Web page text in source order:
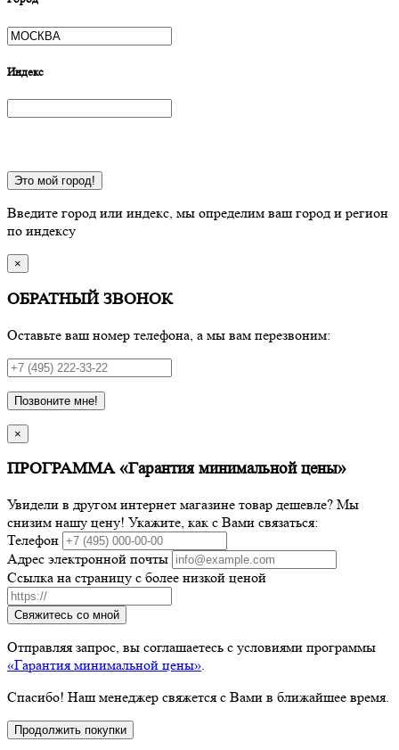
Индекс
Это мой город!
Введите город или индекс, мы определим ваш город и регион
по индексу
×
ОБРАТНЫЙ ЗВОНОК
Оставьте ваш номер телефона, а мы вам перезвоним:
Позвоните мне!
×
ПРОГРАММА «Гарантия минимальной цены»
Увидели в другом интернет магазине товар дешевле? Мы
снизим нашу цену! Укажите, как с Вами связаться:
Телефон
Адрес электронной почты
Ссылка на страницу с более низкой ценой
Свяжитесь со мной
Отправляя запрос, вы соглашаетесь с условиями программы
«Гарантия минимальной цены».
Спасибо! Наш менеджер свяжется с Вами в ближайшее время.
Продолжить покупки